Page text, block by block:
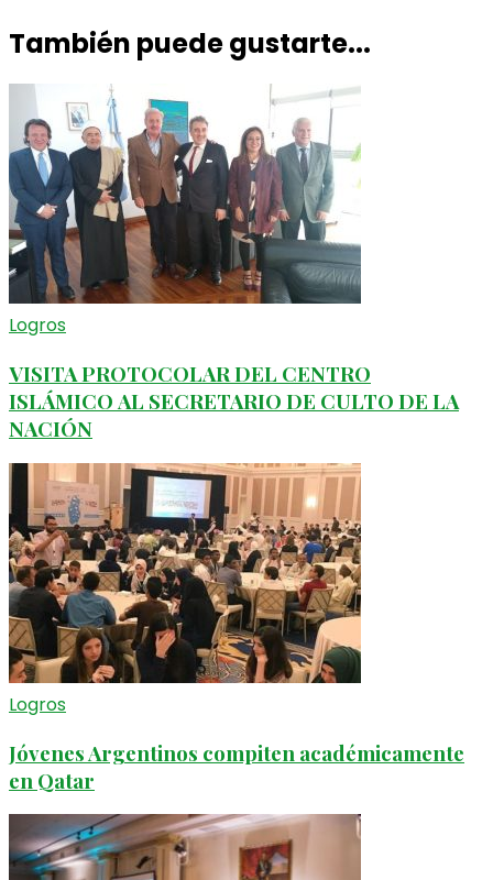
También puede gustarte...
Logros
VISITA PROTOCOLAR DEL CENTRO
ISLÁMICO AL SECRETARIO DE CULTO DE LA
NACIÓN
Logros
Jóvenes Argentinos compiten académicamente
en Qatar